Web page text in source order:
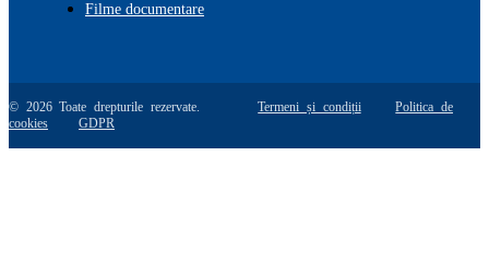
Filme documentare
© 2026 Toate drepturile rezervate.Termeni și condiții
Politica de
cookies
GDPR